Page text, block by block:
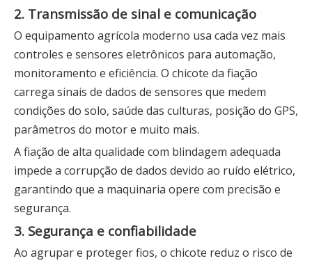
2. Transmissão de sinal e comunicação
O equipamento agrícola moderno usa cada vez mais
controles e sensores eletrônicos para automação,
monitoramento e eficiência. O chicote da fiação
carrega sinais de dados de sensores que medem
condições do solo, saúde das culturas, posição do GPS,
parâmetros do motor e muito mais.
A fiação de alta qualidade com blindagem adequada
impede a corrupção de dados devido ao ruído elétrico,
garantindo que a maquinaria opere com precisão e
segurança.
3. Segurança e confiabilidade
Ao agrupar e proteger fios, o chicote reduz o risco de